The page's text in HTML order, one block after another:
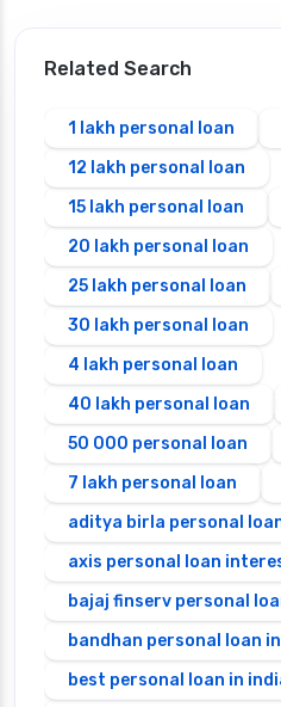
Related Search
1 lakh personal loan
12 lakh personal loan
15 lakh personal loan
20 lakh personal loan
25 lakh personal loan
30 lakh personal loan
4 lakh personal loan
40 lakh personal loan
50 000 personal loan
7 lakh personal loan
aditya birla personal
axis personal loan
bajaj finserv personal
bandhan personal loan
best personal loan in